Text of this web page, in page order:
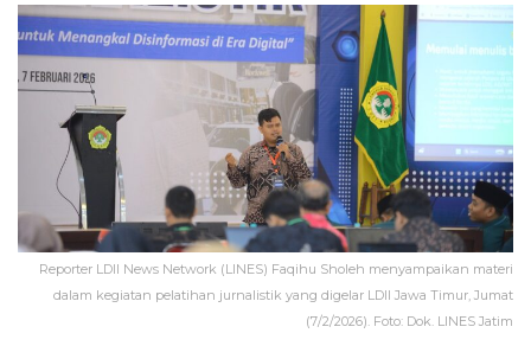
Reporter LDII News Network (LINES) Faqihu Sholeh menyampaikan materi
dalam kegiatan pelatihan jurnalistik yang digelar LDII Jawa Timur, Jumat
(7/2/2026). Foto: Dok. LINES Jatim